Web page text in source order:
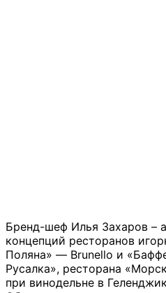
Бренд-шеф Илья Захаров –
концепций ресторанов
Поляна» — Brunello и
Русалка», ресторана
при винодельне в